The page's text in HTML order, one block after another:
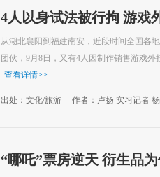
4人以身试法被行拘 游戏
从湖北襄阳到福建南安，近段时间全国各
团伙，9月8日，又有4人因制作销售游戏
查看详情>>
出处：文化/旅游 作者：卢扬 实习记者
“哪吒”票房逆天 衍生品